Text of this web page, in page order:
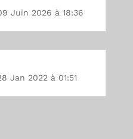
Juin 2026 à 18:36
Jan 2022 à 01:51